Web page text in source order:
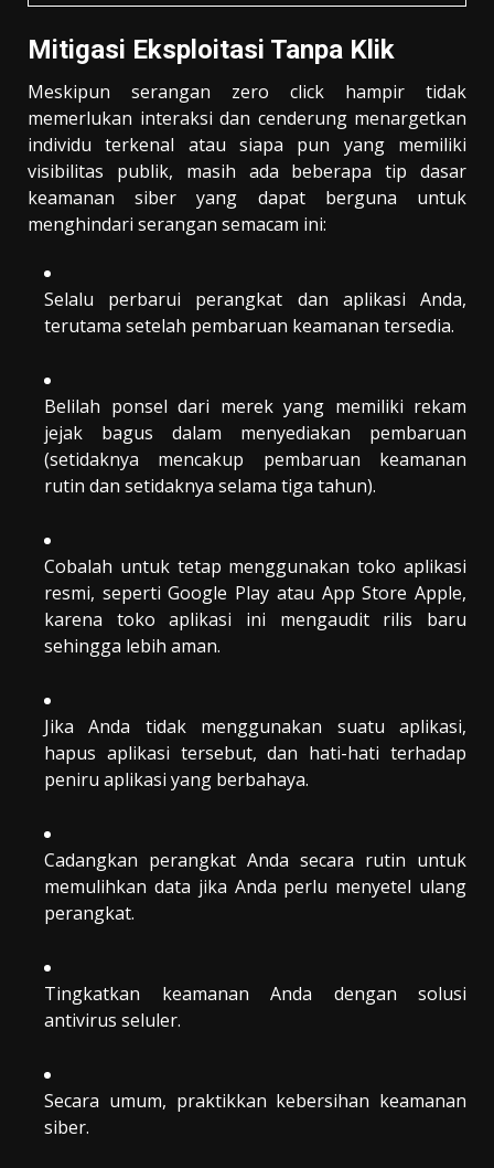
Mitigasi Eksploitasi Tanpa Klik
Meskipun serangan zero click hampir tidak
memerlukan interaksi dan cenderung menargetkan
individu terkenal atau siapa pun yang memiliki
visibilitas publik, masih ada beberapa tip dasar
keamanan siber yang dapat berguna untuk
menghindari serangan semacam ini:
Selalu perbarui perangkat dan aplikasi Anda,
terutama setelah pembaruan keamanan tersedia.
Belilah ponsel dari merek yang memiliki rekam
jejak bagus dalam menyediakan pembaruan
(setidaknya mencakup pembaruan keamanan
rutin dan setidaknya selama tiga tahun).
Cobalah untuk tetap menggunakan toko aplikasi
resmi, seperti Google Play atau App Store Apple,
karena toko aplikasi ini mengaudit rilis baru
sehingga lebih aman.
Jika Anda tidak menggunakan suatu aplikasi,
hapus aplikasi tersebut, dan hati-hati terhadap
peniru aplikasi yang berbahaya.
Cadangkan perangkat Anda secara rutin untuk
memulihkan data jika Anda perlu menyetel ulang
perangkat.
Tingkatkan keamanan Anda dengan solusi
antivirus seluler.
Secara umum, praktikkan kebersihan keamanan
siber.